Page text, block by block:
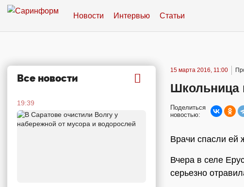
Новости Интервью Статьи
Все новости
19:39
15 марта 2016, 11:00
Школьница
Поделиться
новостью:
Врачи спасли ей
Вчера в селе
серьезно